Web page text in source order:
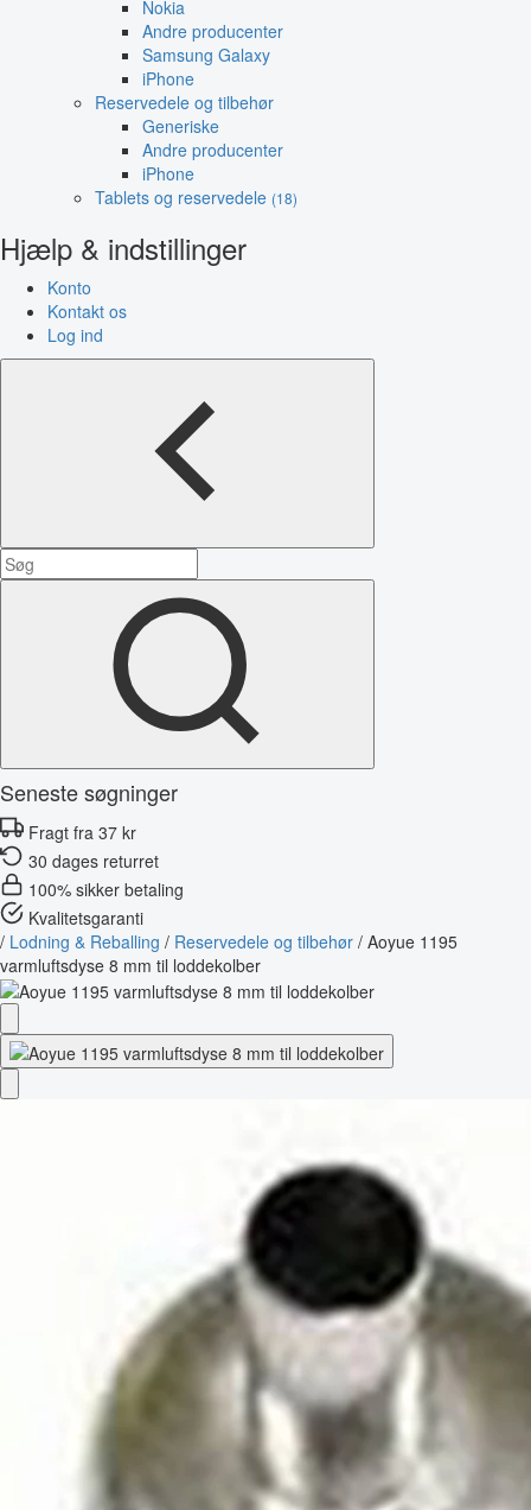
Nokia
Andre producenter
Samsung Galaxy
iPhone
Reservedele og tilbehør
Generiske
Andre producenter
iPhone
Tablets og reservedele (18)
Hjælp & indstillinger
Konto
Kontakt os
Log ind
Seneste søgninger
Fragt fra 37 kr
30 dages returret
100% sikker betaling
Kvalitetsgaranti
/ Lodning & Reballing / Reservedele og tilbehør / Aoyue 1195
varmluftsdyse 8 mm til loddekolber